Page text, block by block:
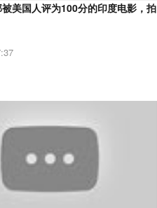
被美国人评为100分的印度电影，拍